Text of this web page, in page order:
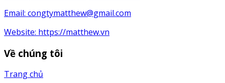
Email: congtymatthew@gmail.com
Website: https://matthew.vn
Về chúng tôi
Trang chủ